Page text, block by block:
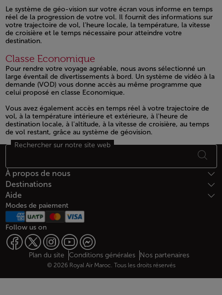
Open in a new window
Le système de géo-vision sur votre écran vous informe en temps
réel de la progression de votre vol. Il fournit des informations sur
votre trajectoire de vol, l'heure locale, la température, la vitesse
de croisière et le temps nécessaire pour atteindre votre
destination.
Open in a new window
Classe Economique
Pour rendre votre voyage agréable, nous avons sélectionné un
large éventail de divertissements à bord. Un système de vidéo à la
demande (VOD) vous donne accès au même programme que
celui proposé en classe Economique.
Open in a new window
Vous avez également accès en temps réel à votre trajectoire de
vol, à la température intérieure et extérieure, à l'heure de
destination locale, à l'altitude, à la vitesse de croisière, au temps
de vol restant, grâce au système de géovision.
Open in a new window
Bas de page Plan du site
Rechercher sur notre site web
À propos de nous
Destinations
Aide
Modes de paiement
Follow us on
Web map links
$Title.getData()
Plan du site Conditions générales Nos partenaires
© 2026 Royal Air Maroc. Tous les droits réservés